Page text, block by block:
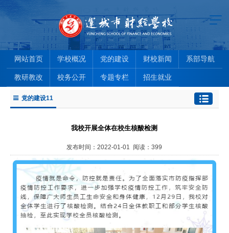
网站首页 学校概况 党的建设 财校新闻 系部导航
教研教改 校务公开 专题专栏 招生就业
党的建设11
我校开展全体在校生核酸检测
发布时间：2022-01-01 阅读：399